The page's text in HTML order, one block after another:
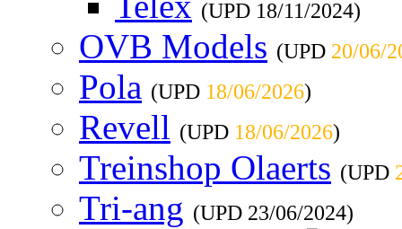
(UPD 18/11/2024)
OVB Models (UPD 20/06/
Pola (UPD 18/06/2026)
Revell (UPD 18/06/2026)
Treinshop Olaerts (UPD
Tri-ang (UPD 23/06/2024)